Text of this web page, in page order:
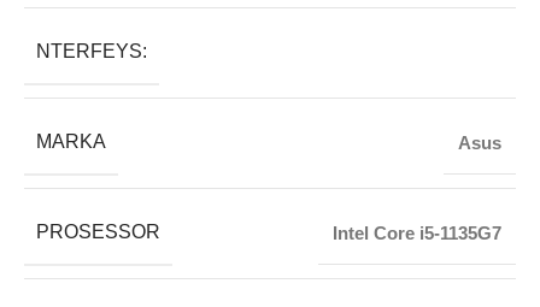
NTERFEYS:
MARKA Asus
PROSESSOR Intel Core i5-1135G7